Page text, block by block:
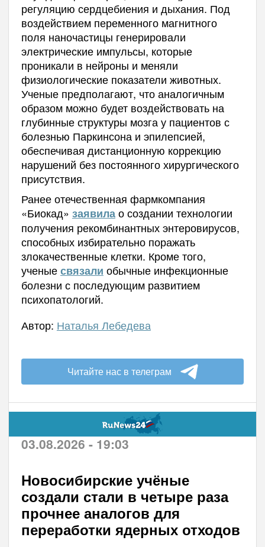
регуляцию сердцебиения и дыхания. Под
воздействием переменного магнитного
поля наночастицы генерировали
электрические импульсы, которые
проникали в нейроны и меняли
физиологические показатели животных.
Ученые предполагают, что аналогичным
образом можно будет воздействовать на
глубинные структуры мозга у пациентов с
болезнью Паркинсона и эпилепсией,
обеспечивая дистанционную коррекцию
нарушений без постоянного хирургического
присутствия.
Ранее отечественная фармкомпания
«Биокад» заявилао создании технологии
получения рекомбинантных энтеровирусов,
способных избирательно поражать
злокачественные клетки. Кроме того,
ученыесвязали обычные инфекционные
болезни с последующим развитием
психопатологий.
Автор: Наталья Лебедева
Читайте нас в телеграм
03.08.2026 - 19:03
Новосибирские учёные
создали стали в четыре раза
прочнее аналогов для
переработки ядерных отходов